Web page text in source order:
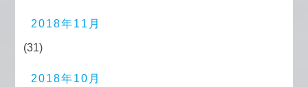
2018年11月
(31)
2018年10月